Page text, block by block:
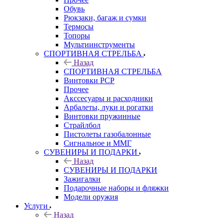
Обувь
Рюкзаки, багаж и сумки
Термосы
Топоры
Мультиинструменты
СПОРТИВНАЯ СТРЕЛЬБА
Назад
СПОРТИВНАЯ СТРЕЛЬБА
Винтовки PCP
Прочее
Акссесуары и расходники
Арбалеты, луки и рогатки
Винтовки пружинные
Страйлбол
Пистолеты газобалонные
Сигнальное и ММГ
СУВЕНИРЫ И ПОДАРКИ
Назад
СУВЕНИРЫ И ПОДАРКИ
Зажигалки
Подарочные наборы и фляжки
Модели оружия
Услуги
Назад